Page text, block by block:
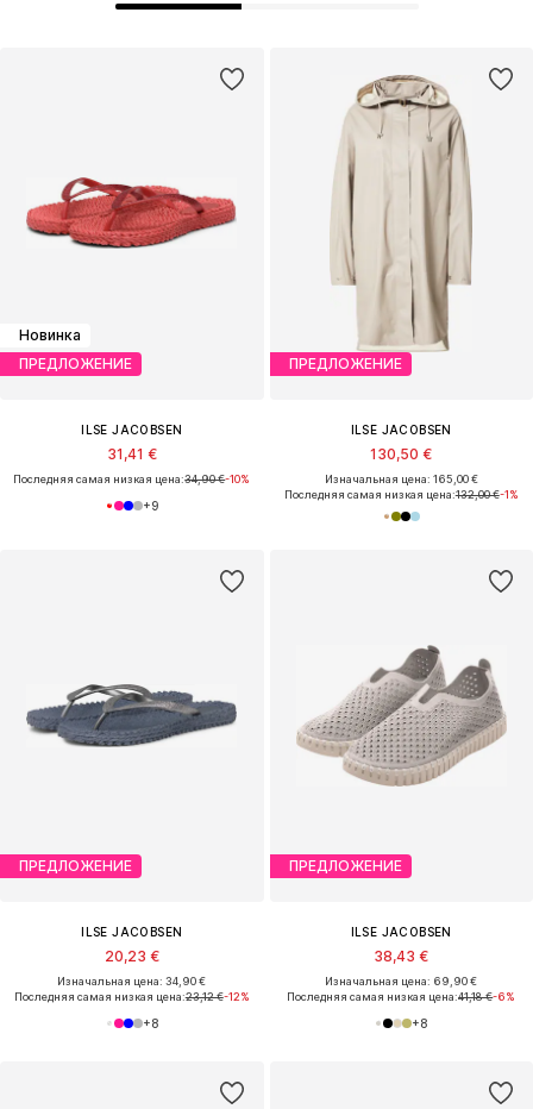
Новинка
ПРЕДЛОЖЕНИЕ
ILSE JACOBSEN
31,41 €
Последняя самая низкая цена:34,90 €-10%
+9
ПРЕДЛОЖЕНИЕ
ILSE JACOBSEN
130,50 €
Изначальная цена: 165,00 €
Последняя самая низкая цена:132,00 €-1%
ПРЕДЛОЖЕНИЕ
ILSE JACOBSEN
20,23 €
Изначальная цена: 34,90 €
Последняя самая низкая цена:23,12 €-12%
+8
ПРЕДЛОЖЕНИЕ
ILSE JACOBSEN
38,43 €
Изначальная цена: 69,90 €
Последняя самая низкая цена:41,18 €-6%
+8